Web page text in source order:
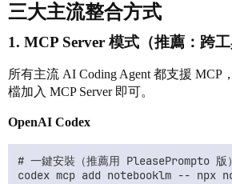
三大主流整合方式
1. MCP Server 模式 （推薦：跨
所有主流 AI Coding Agent 都支援 MCP
檔加入 MCP Server 即可。
OpenAI Codex
# 一鍵安裝（推薦用 PleasePrompto 版）
codex mcp add notebooklm -- npx